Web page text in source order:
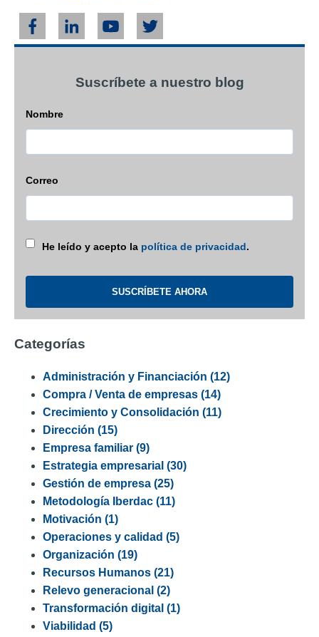
Suscríbete a nuestro blog
Nombre
Correo
He leído y acepto la política de privacidad.
Categorías
Administración y Financiación (12)
Compra / Venta de empresas (14)
Crecimiento y Consolidación (11)
Dirección (15)
Empresa familiar (9)
Estrategia empresarial (30)
Gestión de empresa (25)
Metodología Iberdac (11)
Motivación (1)
Operaciones y calidad (5)
Organización (19)
Recursos Humanos (21)
Relevo generacional (2)
Transformación digital (1)
Viabilidad (5)